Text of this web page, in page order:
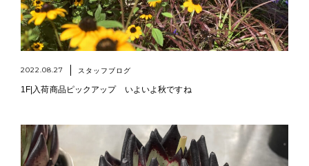
2022.08.27 スタッフブログ
1F|入荷商品ピックアップ いよいよ秋ですね